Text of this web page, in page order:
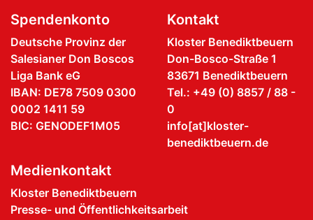
Spendenkonto
Deutsche Provinz der
Salesianer Don Boscos
Liga Bank eG
IBAN: DE78 7509 0300
0002 1411 59
BIC: GENODEF1M05
Kontakt
Kloster Benediktbeuern
Don-Bosco-Straße 1
83671 Benediktbeuern
Tel.: +49 (0) 8857 / 88 -
0
info[at]kloster-
benediktbeuern.de
Medienkontakt
Kloster Benediktbeuern
Presse- und Öffentlichkeitsarbeit